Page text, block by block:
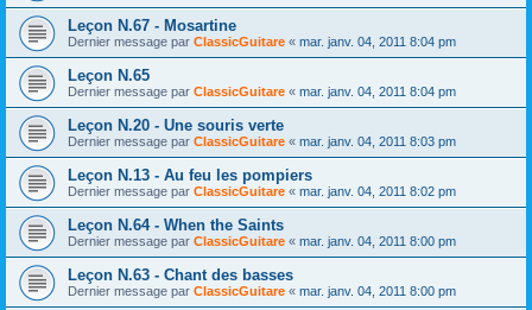
Leçon N.67 - Mosartine
Dernier message par ClassicGuitare « mar. janv. 04, 2011 8:04 pm
Leçon N.65
Dernier message par ClassicGuitare « mar. janv. 04, 2011 8:04 pm
Leçon N.20 - Une souris verte
Dernier message par ClassicGuitare « mar. janv. 04, 2011 8:03 pm
Leçon N.13 - Au feu les pompiers
Dernier message par ClassicGuitare « mar. janv. 04, 2011 8:02 pm
Leçon N.64 - When the Saints
Dernier message par ClassicGuitare « mar. janv. 04, 2011 8:00 pm
Leçon N.63 - Chant des basses
Dernier message par ClassicGuitare « mar. janv. 04, 2011 8:00 pm